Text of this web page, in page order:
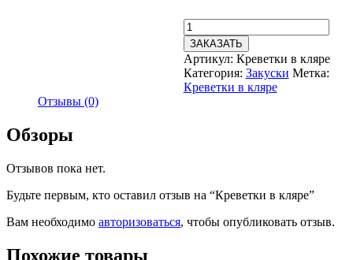
ЗАКАЗАТЬ
Артикул: Креветки в кляре
Категория: Закуски Метка:
Креветки в кляре
Отзывы (0)
Обзоры
Отзывов пока нет.
Будьте первым, кто оставил отзыв на “Креветки в кляре”
Вам необходимо авторизоваться, чтобы опубликовать отзыв.
Похожие товары